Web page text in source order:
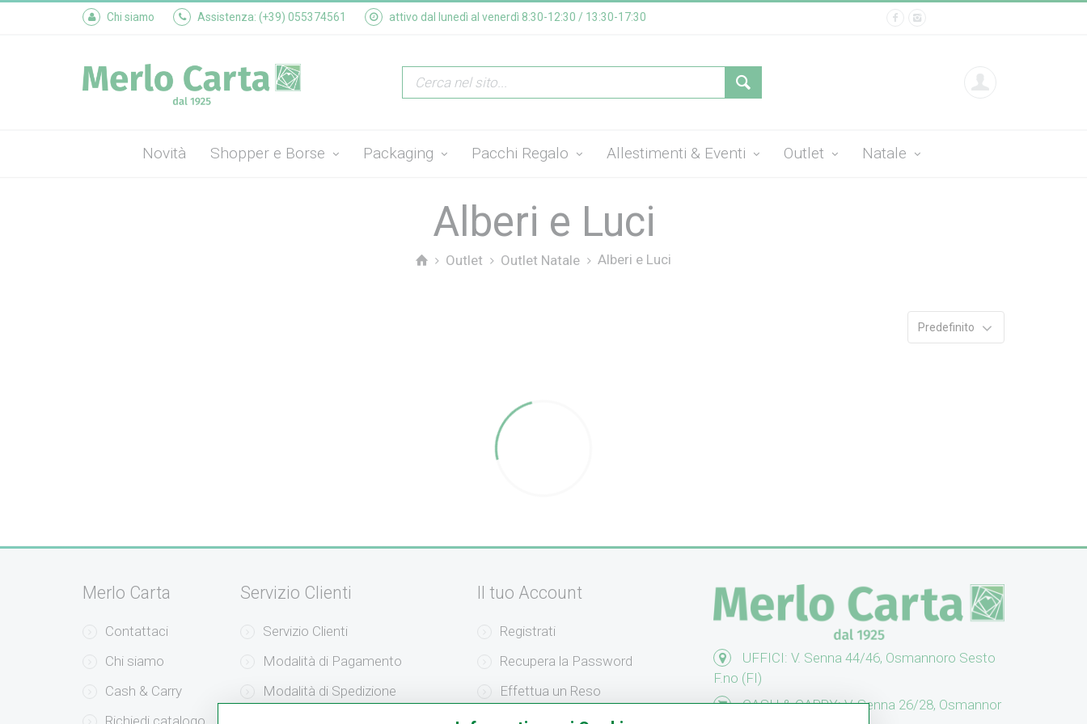
Chi siamo Assistenza: (+39) 055374561 attivo dal lunedì al venerdì 8:30-12:30 / 13:30-17:30
Novità Shopper e Borse Packaging Pacchi Regalo Allestimenti & Eventi Outlet Natale
Alberi e Luci
Outlet Outlet Natale Alberi e Luci
Predefinito
Merlo Carta
Contattaci
Chi siamo
Cash & Carry
Servizio Clienti
Servizio Clienti
Modalità di Pagamento
Modalità di Spedizione
Il tuo Account
Registrati
Recupera la Password
Effettua un Reso
UFFICI: V. Senna 44/46, Osmannoro Sesto
F.no (FI)
CASH & CARRY: V. Senna 26/28, Osmannor